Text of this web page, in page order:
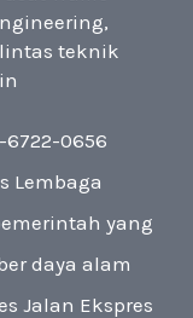
,
teknik
6722-0656
Lembaga
yang
daya alam
Jalan Ekspres